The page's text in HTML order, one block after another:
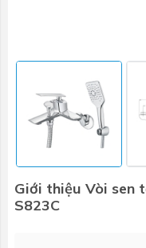
Giới thiệu Vòi sen
S823C